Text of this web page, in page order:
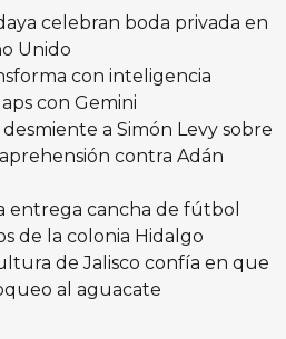
celebran boda privada en
Unido
con inteligencia
con Gemini
a Simón Levy sobre
contra Adán
entrega cancha de fútbol
de la colonia Hidalgo
de Jalisco confía en que
al aguacate